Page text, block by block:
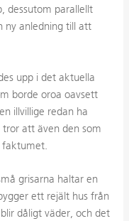
dessutom parallellt
ny anledning till att
upp i det aktuella
borde oroa oavsett
illvillige redan ha
tror att även den som
faktumet.
grisarna haltar en
ett rejält hus från
dåligt väder, och det